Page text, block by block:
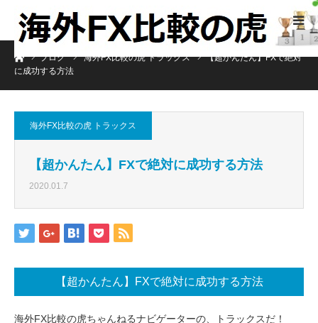
ホームブログ 海外FX比較の虎 トラックス
【超かんたん】FXで絶対
に成功する方法
海外FX比較の虎 トラックス
【超かんたん】FXで絶対に成功する方法
2020.01.7
【超かんたん】FXで絶対に成功する方法
海外FX比較の虎ちゃんねるナビゲーターの、トラックスだ！